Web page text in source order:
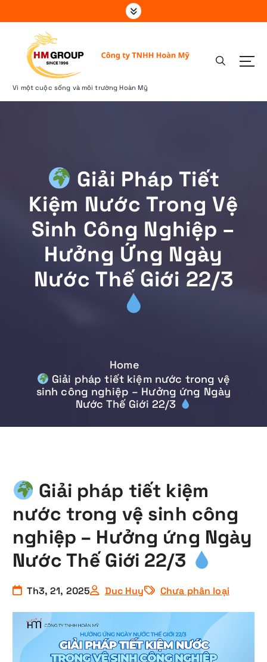
k
o
Vì một cuộc sống và môi trường Hoàn Mỹ
Giải Pháp Tiết
Kiệm Nước Trong Vệ
Sinh Công Nghiệp –
Hưởng Ứng Ngày
Nước Thế Giới 22/3
Home
Giải pháp tiết kiệm nước trong vệ
sinh công nghiệp – Hưởng ứng Ngày
Nước Thế Giới 22/3
Giải pháp tiết kiệm
nước trong vệ sinh công
nghiệp – Hưởng ứng Ngày
Nước Thế Giới 22/3
Th3, 21, 2025 Duc Huy Chưa phân loại